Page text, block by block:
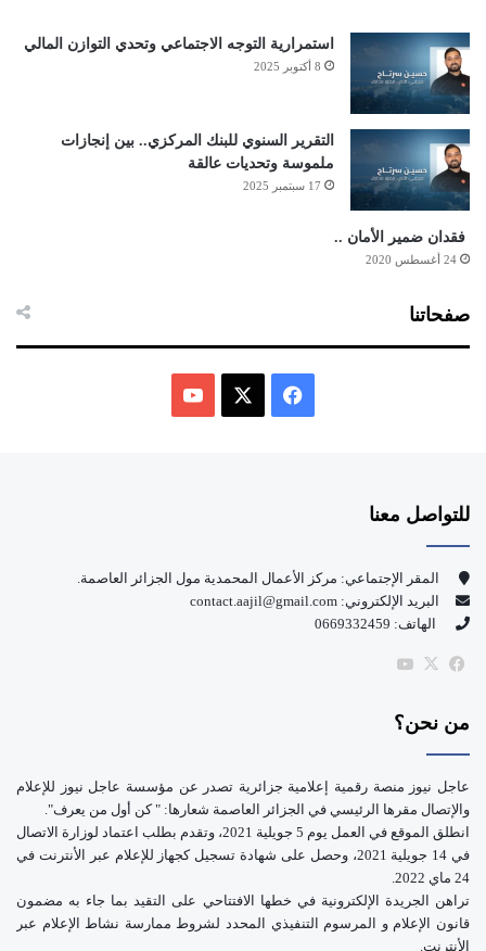
استمرارية التوجه الاجتماعي وتحدي التوازن المالي
8 أكتوبر 2025
التقرير السنوي للبنك المركزي.. بين إنجازات
ملموسة وتحديات عالقة
17 سبتمبر 2025
فقدان ضمير الأمان ..
24 أغسطس 2020
صفحاتنا
و
ك
للتواصل معنا
المقر الإجتماعي: مركز الأعمال المحمدية مول الجزائر العاصمة.
البريد الإلكتروني: contact.aajil@gmail.com
الهاتف: 0669332459
فيسبوك
‫X
من نحن؟
عاجل نيوز منصة رقمية إعلامية جزائرية تصدر عن مؤسسة عاجل نيوز للإعلام
والإتصال مقرها الرئيسي في الجزائر العاصمة شعارها: " كن أول من يعرف".
انطلق الموقع في العمل يوم 5 جويلية 2021، وتقدم بطلب اعتماد لوزارة الاتصال
في 14 جويلية 2021، وحصل على شهادة تسجيل كجهاز للإعلام عبر الأنترنت في
24 ماي 2022.
تراهن الجريدة الإلكترونية في خطها الافتتاحي على التقيد بما جاء به مضمون
قانون الإعلام و المرسوم التنفيذي المحدد لشروط ممارسة نشاط الإعلام عبر
الأنترنت.